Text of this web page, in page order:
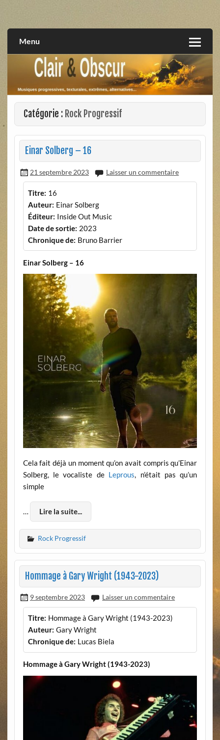
extrêmes, alternatives, texturales
Menu
Catégorie : Rock Progressif
Einar Solberg – 16
21 septembre 2023 Laisser un commentaire
Titre: 16
Auteur: Einar Solberg
Éditeur: Inside Out Music
Date de sortie: 2023
Chronique de: Bruno Barrier
Einar Solberg – 16
Cela fait déjà un moment qu’on avait compris qu’Einar
Solberg, le vocaliste de Leprous , n’était pas qu’un
simple
… Lire la suite...
Rock Progressif
Hommage à Gary Wright (1943-2023)
9 septembre 2023 Laisser un commentaire
Titre: Hommage à Gary Wright (1943-2023)
Auteur: Gary Wright
Chronique de: Lucas Biela
Hommage à Gary Wright (1943-2023)